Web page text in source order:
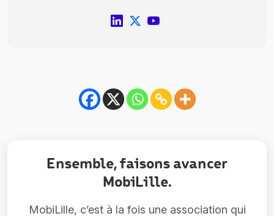
Ensemble, faisons avancer
MobiLille.
MobiLille, c’est à la fois une association qui